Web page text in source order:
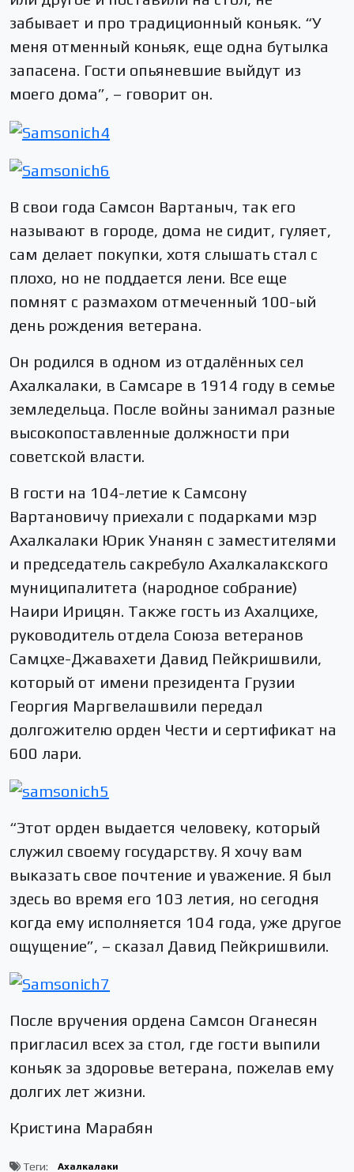
забывает и про традиционный коньяк. “У
меня отменный коньяк, еще одна бутылка
запасена. Гости опьяневшие выйдут из
моего дома”, – говорит он.
В свои года Самсон Вартаныч, так его
называют в городе, дома не сидит, гуляет,
сам делает покупки, хотя слышать стал с
плохо, но не поддается лени. Все еще
помнят с размахом отмеченный 100-ый
день рождения ветерана.
Он родился в одном из отдалённых сел
Ахалкалаки, в Самсаре в 1914 году в семье
земледельца. После войны занимал разные
высокопоставленные должности при
советской власти.
В гости на 104-летие к Самсону
Вартановичу приехали с подарками мэр
Ахалкалаки Юрик Унанян с заместителями
и председатель сакребуло Ахалкалакского
муниципалитета (народное собрание)
Наири Ирицян. Также гость из Ахалцихе,
руководитель отдела Союза ветеранов
Самцхе-Джавахети Давид Пейкришвили,
который от имени президента Грузии
Георгия Маргвелашвили передал
долгожителю орден Чести и сертификат на
600 лари.
“Этот орден выдается человеку, который
служил своему государству. Я хочу вам
выказать свое почтение и уважение. Я был
здесь во время его 103 летия, но сегодня
когда ему исполняется 104 года, уже другое
ощущение”, – сказал Давид Пейкришвили.
После вручения ордена Самсон Оганесян
пригласил всех за стол, где гости выпили
коньяк за здоровье ветерана, пожелав ему
долгих лет жизни.
Кристина Марабян
Теги: Ахалкалаки